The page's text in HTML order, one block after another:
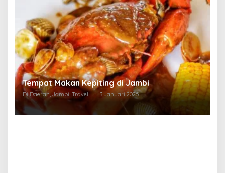
Tempat Makan di Thehok Jambi
Di Daerah, Jambi, Travel 3 Januari 2025